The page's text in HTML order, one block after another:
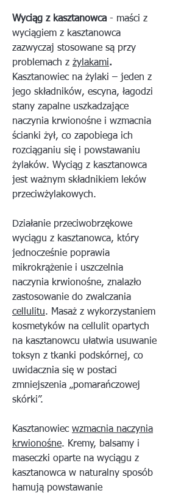
Wyciąg z kasztanowca - maści z
wyciągiem z kasztanowca
zazwyczaj stosowane są przy
problemach z żylakami.
Kasztanowiec na żylaki – jeden z
jego składników, escyna, łagodzi
stany zapalne uszkadzające
naczynia krwionośne i wzmacnia
ścianki żył, co zapobiega ich
rozciąganiu się i powstawaniu
żylaków. Wyciąg z kasztanowca
jest ważnym składnikiem leków
przeciwżylakowych.
Działanie przeciwobrzękowe
wyciągu z kasztanowca, który
jednocześnie poprawia
mikrokrążenie i uszczelnia
naczynia krwionośne, znalazło
zastosowanie do zwalczania
cellulitu. Masaż z wykorzystaniem
kosmetyków na cellulit opartych
na kasztanowcu ułatwia usuwanie
toksyn z tkanki podskórnej, co
uwidacznia się w postaci
zmniejszenia „pomarańczowej
skórki”.
Kasztanowiec wzmacnia naczynia
krwionośne. Kremy, balsamy i
maseczki oparte na wyciągu z
kasztanowca w naturalny sposób
hamują powstawanie